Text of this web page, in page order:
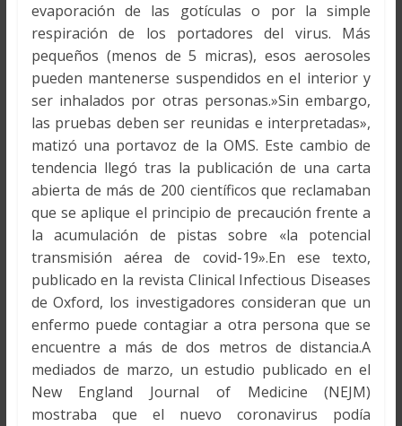
evaporación de las gotículas o por la simple
respiración de los portadores del virus. Más
pequeños (menos de 5 micras), esos aerosoles
pueden mantenerse suspendidos en el interior y
ser inhalados por otras personas.»Sin embargo,
las pruebas deben ser reunidas e interpretadas»,
matizó una portavoz de la OMS. Este cambio de
tendencia llegó tras la publicación de una carta
abierta de más de 200 científicos que reclamaban
que se aplique el principio de precaución frente a
la acumulación de pistas sobre «la potencial
transmisión aérea de covid-19».En ese texto,
publicado en la revista Clinical Infectious Diseases
de Oxford, los investigadores consideran que un
enfermo puede contagiar a otra persona que se
encuentre a más de dos metros de distancia.A
mediados de marzo, un estudio publicado en el
New England Journal of Medicine (NEJM)
mostraba que el nuevo coronavirus podía